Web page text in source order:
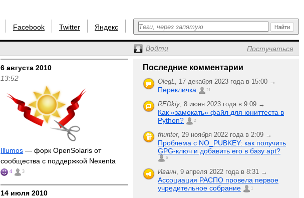
Facebook Twitter Яндекс
Войти Постучаться
6 августа 2010
13:52
Illumos — форк OpenSolaris от
сообщества с поддержкой Nexenta
4 3
14 июля 2010
Последние комментарии
OlegL, 17 декабря 2023 года в 15:00 →
Перекличка 21
REDkiy, 8 июня 2023 года в 9:09 →
Как «замокать» файл для юниттеста в
Python?
2
fhunter, 29 ноября 2022 года в 2:09 →
Проблема с NO_PUBKEY: как получить
GPG-ключ и добавить его в базу apt?
6
Иванн, 9 апреля 2022 года в 8:31 →
Ассоциация РАСПО провела первое
учредительное собрание
1